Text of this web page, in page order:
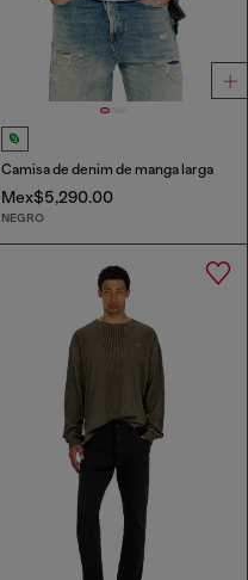
Camisa de denim de manga larga
Mex$5,290.00
NEGRO